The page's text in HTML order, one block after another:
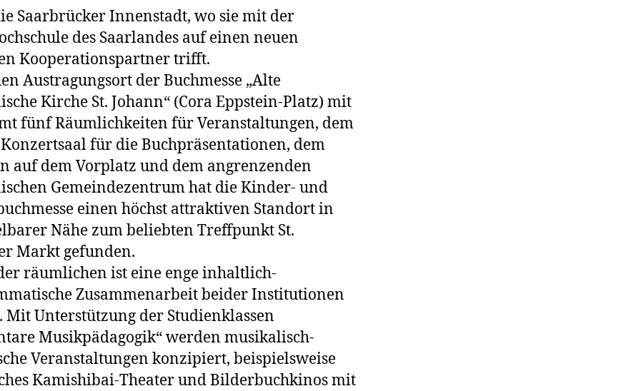
Saarbrücker Innenstadt, wo sie mit der
des Saarlandes auf einen neuen
Kooperationspartner trifft.
Austragungsort der Buchmesse „Alte
Kirche St. Johann“ (Cora Eppstein-Platz) mit
fünf Räumlichkeiten für Veranstaltungen, dem
für die Buchpräsentationen, dem
auf dem Vorplatz und dem angrenzenden
Gemeindezentrum hat die Kinder- und
einen höchst attraktiven Standort in
Nähe zum beliebten Treffpunkt St.
Markt gefunden.
räumlichen ist eine enge inhaltlich-
Zusammenarbeit beider Institutionen
Mit Unterstützung der Studienklassen
Musikpädagogik“ werden musikalisch-
Veranstaltungen konzipiert, beispielsweise
Kamishibai-Theater und Bilderbuchkinos mit